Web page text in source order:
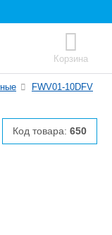
Корзина
FWV01-10DFV
Код товара: 650